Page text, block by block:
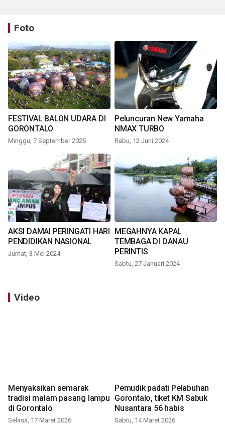
Foto
FESTIVAL BALON UDARA DI
GORONTALO
Minggu, 7 September 2025
Peluncuran New Yamaha
NMAX TURBO
Rabu, 12 Juni 2024
AKSI DAMAI PERINGATI HARI
PENDIDIKAN NASIONAL
Jumat, 3 Mei 2024
MEGAHNYA KAPAL
TEMBAGA DI DANAU
PERINTIS
Sabtu, 27 Januari 2024
Video
Menyaksikan semarak
tradisi malam pasang lampu
di Gorontalo
Selasa, 17 Maret 2026
Pemudik padati Pelabuhan
Gorontalo, tiket KM Sabuk
Nusantara 56 habis
Sabtu, 14 Maret 2026